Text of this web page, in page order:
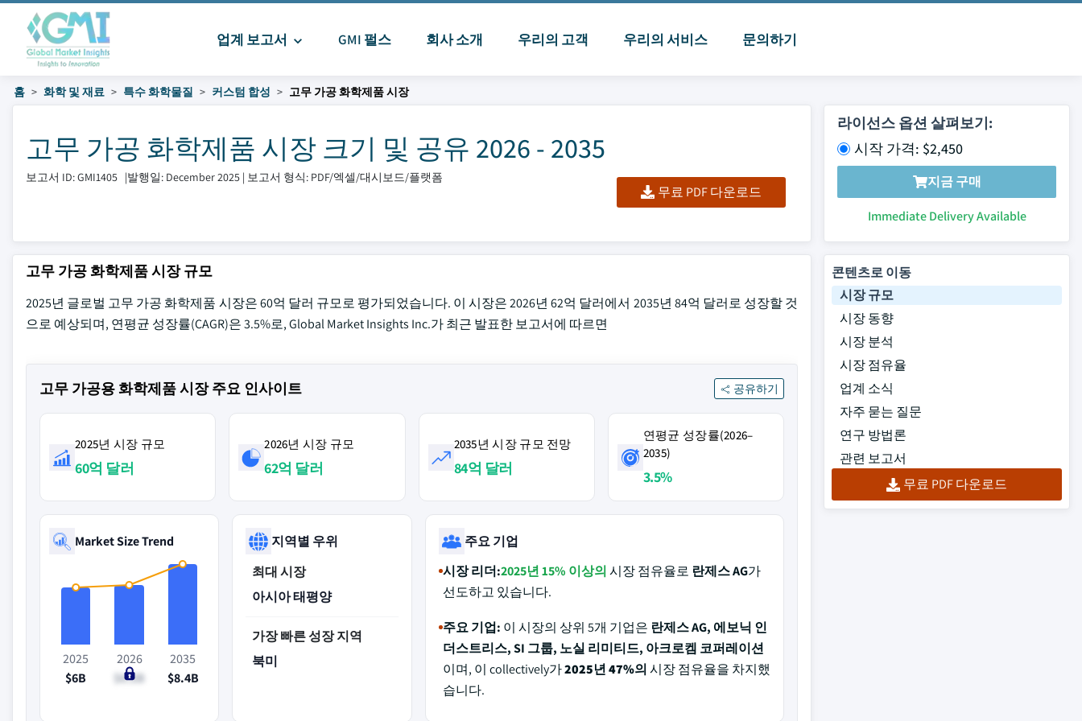
업계 보고서 GMI 펄스 회사 소개 우리의 고객 우리의 서비스 문의하기
홈 화학 및 재료 특수 화학물질 커스텀 합성 고무 가공 화학제품 시장
고무 가공 화학제품 시장 크기 및 공유 2026 - 2035
보고서 ID: GMI1405 |발행일: December 2025 | 보고서 형식: PDF/엑셀/대시보드/플랫폼
무료 PDF 다운로드
라이선스 옵션 살펴보기:
시작 가격: $2,450
지금 구매
Immediate Delivery Available
고무 가공 화학제품 시장 규모
2025년 글로벌 고무 가공 화학제품 시장은 60억 달러 규모로 평가되었습니다. 이 시장은 2026년 62억 달러에서 2035년 84억 달러로 성장할 것
으로 예상되며, 연평균 성장률(CAGR)은 3.5%로, Global Market Insights Inc.가 최근 발표한 보고서에 따르면
고무 가공용 화학제품 시장 주요 인사이트 공유하기
2025년 시장 규모
60억 달러
2026년 시장 규모
62억 달러
2035년 시장 규모 전망
84억 달러
연평균 성장률(2026–
2035)
3.5%
Market Size Trend
2025
$6B
2026
$6.2B
2035
$8.4B
지역별 우위
최대 시장
아시아 태평양
가장 빠른 성장 지역
북미
주요 기업
시장 리더:2025년 15% 이상의 시장 점유율로 란제스 AG가
선도하고 있습니다.
주요 기업: 이 시장의 상위 5개 기업은 란제스 AG, 에보닉 인
더스트리스, SI 그룹, 노실 리미티드, 아크로켐 코퍼레이션
이며, 이 collectively가2025년 47%의 시장 점유율을 차지했
습니다.
콘텐츠로 이동
시장 규모
시장 동향
시장 분석
시장 점유율
업계 소식
자주 묻는 질문
연구 방법론
관련 보고서
무료 PDF 다운로드